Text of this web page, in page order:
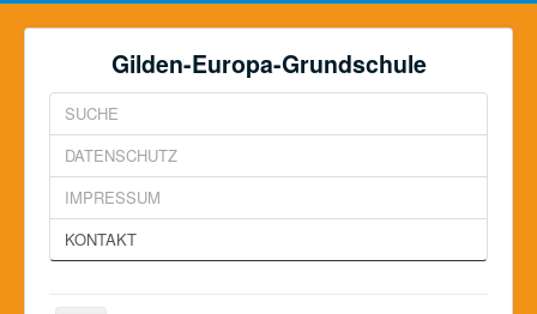
Gilden-Europa-Grundschule
SUCHE
DATENSCHUTZ
IMPRESSUM
KONTAKT